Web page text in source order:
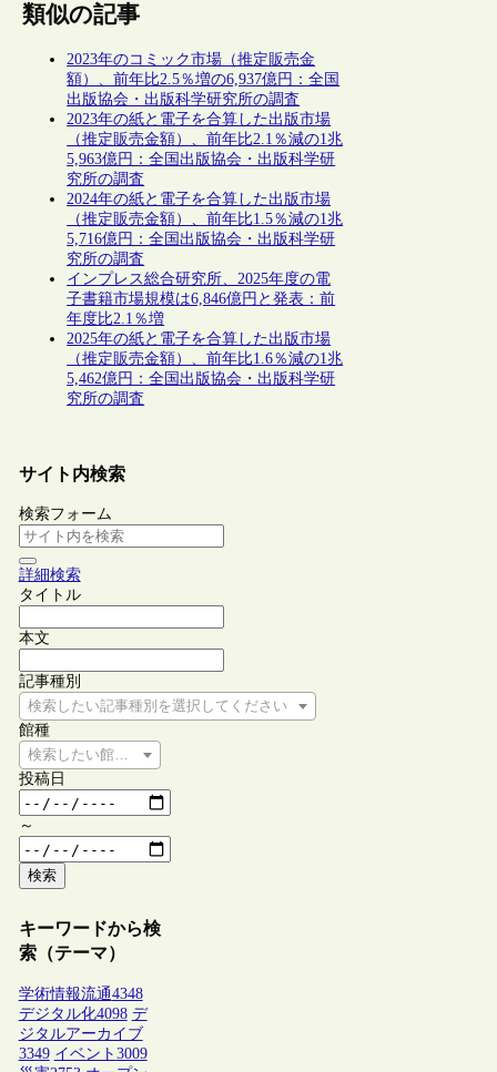
類似の記事
2023年のコミック市場（推定販売金
額）、前年比2.5％増の6,937億円：全国
出版協会・出版科学研究所の調査
2023年の紙と電子を合算した出版市場
（推定販売金額）、前年比2.1％減の1兆
5,963億円：全国出版協会・出版科学研
究所の調査
2024年の紙と電子を合算した出版市場
（推定販売金額）、前年比1.5％減の1兆
5,716億円：全国出版協会・出版科学研
究所の調査
インプレス総合研究所、2025年度の電
子書籍市場規模は6,846億円と発表：前
年度比2.1％増
2025年の紙と電子を合算した出版市場
（推定販売金額）、前年比1.6％減の1兆
5,462億円：全国出版協会・出版科学研
究所の調査
サイト内検索
検索フォーム
詳細検索
タイトル
本文
記事種別
検索したい記事種別を選択してください
館種
検索したい館種を選択してください
投稿日
～
検索
キーワードから検
索（テーマ）
学術情報流通4348
デジタル化4098 デ
ジタルアーカイブ
3349 イベント 3009